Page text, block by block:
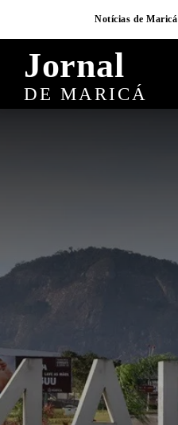
Notícias de Maricá
Jornal
DE MARICÁ